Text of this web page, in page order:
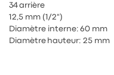
34 arrière
12,5 mm (1/2")
Diamètre interne: 60 mm
Diamètre hauteur: 25 mm